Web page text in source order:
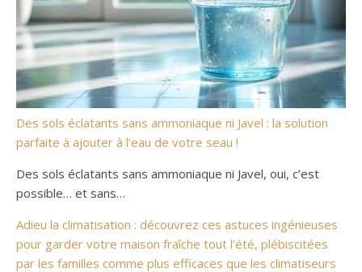
Des sols éclatants sans ammoniaque ni Javel : la solution
parfaite à ajouter à l’eau de votre seau !
Des sols éclatants sans ammoniaque ni Javel, oui, c’est
possible… et sans…
Adieu la climatisation : découvrez ces astuces ingénieuses
pour garder votre maison fraîche tout l’été, plébiscitées
par les familles comme plus efficaces que les climatiseurs